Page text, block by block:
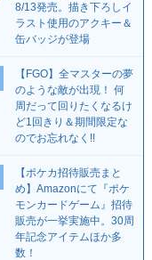
8/13発売。描き下ろしイ
ラスト使用のアクキー＆
缶バッジが登場
【FGO】全マスターの夢
のような敵が出現！ 何
周だって回りたくなるけ
ど1回きり＆期間限定な
のでお忘れなく!!
【ポケカ招待販売まと
め】Amazonにて『ポケ
モンカードゲーム』招待
販売が一挙実施中。30周
年記念アイテムほか多
数！